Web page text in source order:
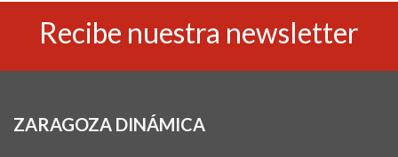
Recibe nuestra newsletter
ZARAGOZA DINÁMICA